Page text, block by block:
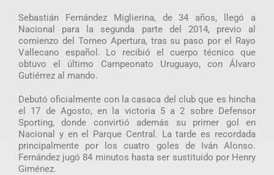
Sebastián Fernández Miglierina, de 34 años, llegó a
Nacional para la segunda parte del 2014, previo al
comienzo del Torneo Apertura, tras su paso por el Rayo
Vallecano español. Lo recibió el cuerpo técnico que
obtuvo el último Campeonato Uruguayo, con Álvaro
Gutiérrez al mando.
Debutó oficialmente con la casaca del club que es hincha
el 17 de Agosto, en la victoria 5 a 2 sobre Defensor
Sporting, donde convirtió además su primer gol en
Nacional y en el Parque Central. La tarde es recordada
principalmente por los cuatro goles de Iván Alonso.
Fernández jugó 84 minutos hasta ser sustituido por Henry
Giménez.